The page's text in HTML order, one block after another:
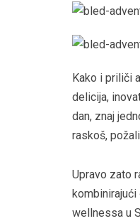
Kako i priliči
delicija,
dan, znaj
raskoš,
Upravo zato
wellnessa u